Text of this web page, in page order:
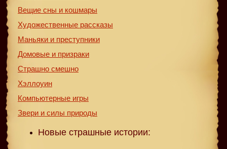
Вещие сны и кошмары
Художественные рассказы
Маньяки и преступники
Домовые и призраки
Страшно смешно
Хэллоуин
Компьютерные игры
Звери и силы природы
Новые страшные истории: